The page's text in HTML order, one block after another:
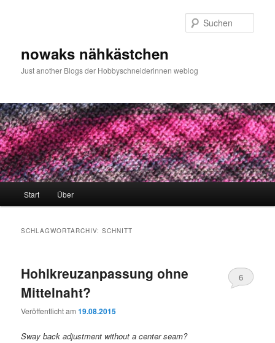
nowaks nähkästchen
Just another Blogs der Hobbyschneiderinnen weblog
Start Über
SCHLAGWORTARCHIV:SCHNITT
Hohlkreuzanpassung ohne
Mittelnaht?
Veröffentlicht am19.08.2015
6
Sway back adjustment without a center seam?